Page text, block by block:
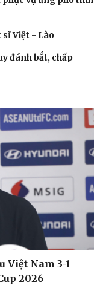
Việt - Lào
đánh bắt, chấp
Việt Nam 3-1
2026